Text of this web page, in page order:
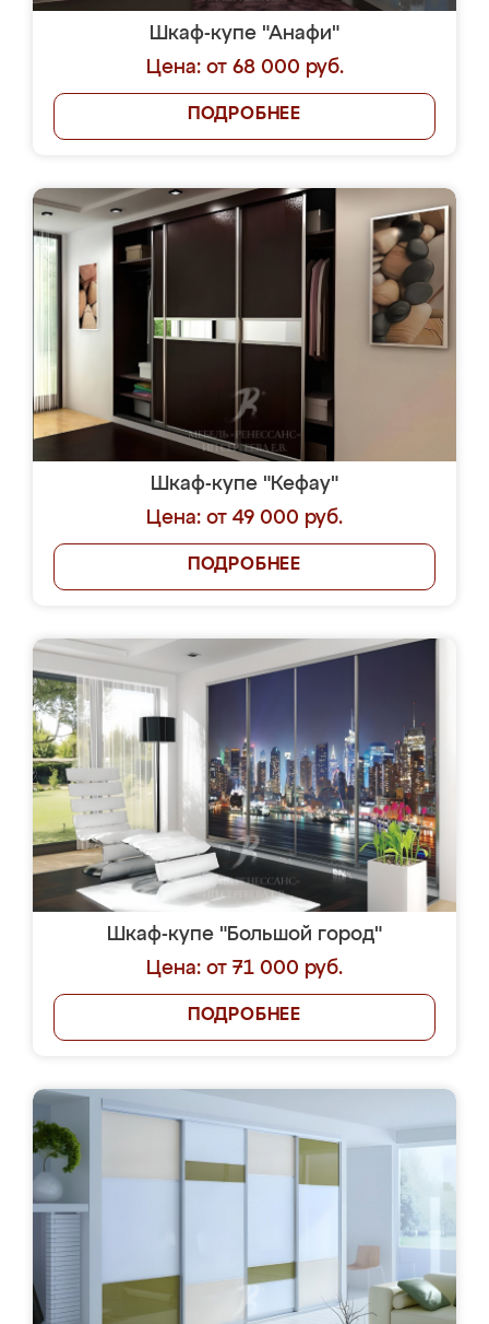
Шкаф-купе "Анафи"
Цена: от 68 000 руб.
ПОДРОБНЕЕ
Шкаф-купе "Кефау"
Цена: от 49 000 руб.
ПОДРОБНЕЕ
Шкаф-купе "Большой город"
Цена: от 71 000 руб.
ПОДРОБНЕЕ